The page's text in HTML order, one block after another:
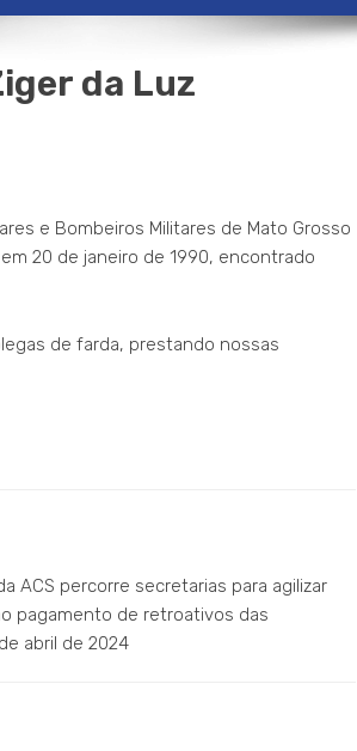
da Luz
e Bombeiros Militares de Mato Grosso
20 de janeiro de 1990, encontrado
de farda, prestando nossas
ACS percorre secretarias para agilizar
pagamento de retroativos das
abril de 2024